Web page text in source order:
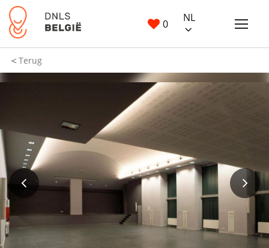
0 NL
Terug